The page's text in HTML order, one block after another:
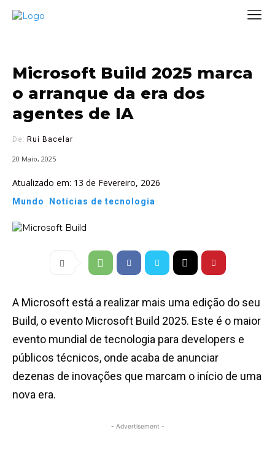
Microsoft Build 2025 marca
o arranque da era dos
agentes de IA
De: Rui Bacelar
20 Maio, 2025
Atualizado em: 13 de Fevereiro, 2026
Mundo Notícias de tecnologia
A Microsoft está a realizar mais uma edição do seu
Build, o evento Microsoft Build 2025. Este é o maior
evento mundial de tecnologia para developers e
públicos técnicos, onde acaba de anunciar
dezenas de inovações que marcam o início de uma
nova era.
- Advertisement -